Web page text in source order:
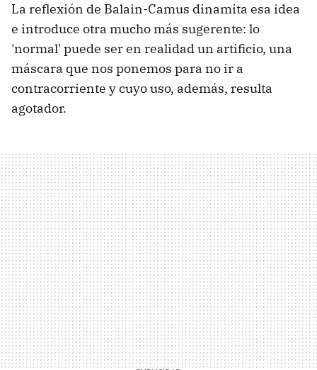
La reflexión de Balain-Camus dinamita esa idea
e introduce otra mucho más sugerente: lo
'normal' puede ser en realidad un artificio, una
máscara que nos ponemos para no ir a
contracorriente y cuyo uso, además, resulta
agotador.